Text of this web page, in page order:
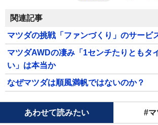
関連記事
マツダの挑戦「ファンづくり」のサービ
マツダAWDの凄み「1センチたりともタ
い」は本当か
なぜマツダは順風満帆ではないのか？
あわせて読みたい #マ